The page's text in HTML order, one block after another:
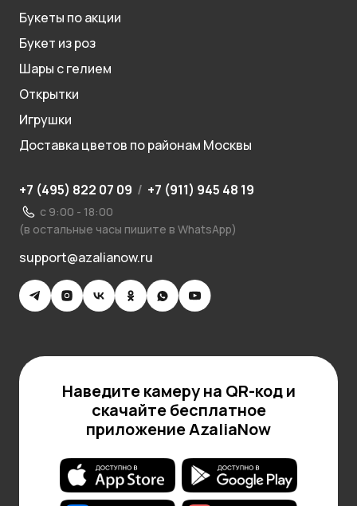
Букеты по акции
Букет из роз
Шары с гелием
Открытки
Игрушки
Доставка цветов по районам Москвы
+7 (495) 822 07 09 / +7 (911) 945 48 19
с 9:00 - 18:00
(в остальные часы пишите в WhatsApp)
support@azalianow.ru
Наведите камеру на QR-код и
скачайте бесплатное
приложение AzaliaNow